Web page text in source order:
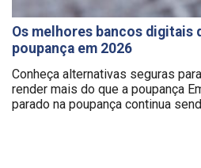
Os melhores bancos digitais
poupança em 2026
Conheça alternativas seguras
render mais do que a poupança
parado na poupança continua